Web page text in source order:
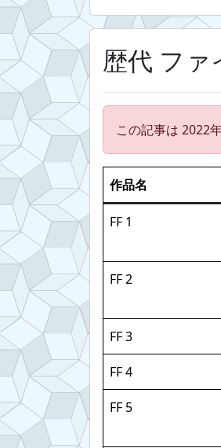
歴代 ファ
この記事は 2022
作品名
FF 1
FF 2
FF 3
FF 4
FF 5